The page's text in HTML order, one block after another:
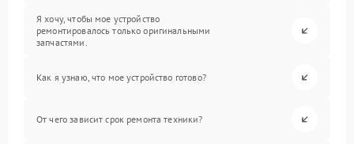
Я хочу, чтобы мое устройство
ремонтировалось только оригинальными
запчастями.
Как я узнаю, что мое устройство готово?
От чего зависит срок ремонта техники?